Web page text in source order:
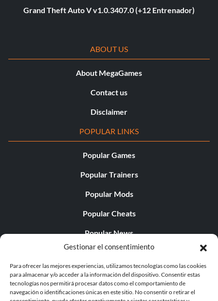
Gestionar el consentimiento
Para ofrecer las mejores experiencias, utilizamos tecnologías como las cookies
para almacenar y/o acceder a la información del dispositivo. Consentir estas
tecnologías nos permitirá procesar datos como el comportamiento de
navegación o identificaciones únicas en este sitio. No consentir o retirar el
Grand Theft Auto V v1.0.3407.0 (+12 Entrenador)
ABOUT US
About MegaGames
Contact us
Disclaimer
POPULAR LINKS
Popular Games
Popular Trainers
Popular Mods
Popular Cheats
Popular News
Popular Editorials
Popular Free Games
LATEST UPDATES